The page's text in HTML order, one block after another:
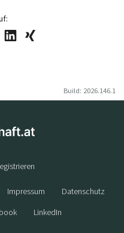
Build: 2026.146.1
Impressum
Datenschutz
LinkedIn